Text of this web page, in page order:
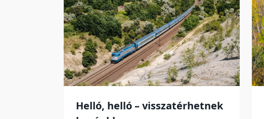
Helló, helló – visszatérhetnek